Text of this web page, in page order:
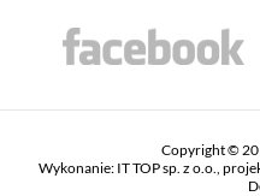
Copyright ©
Wykonanie: IT TOP sp. z o.o. ,